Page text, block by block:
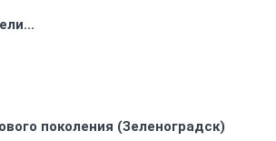
поколения (Зеленоградск)